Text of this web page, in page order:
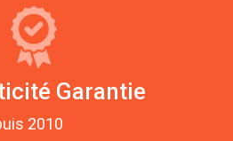
Garantie
2010